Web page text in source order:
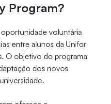
Program?
voluntária
entre alunos da Unifor
O objetivo do programa
dos novos